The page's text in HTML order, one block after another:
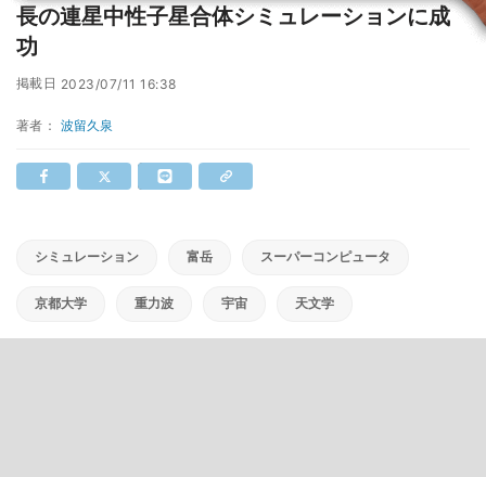
長の連星中性子星合体シミュレーションに成
功
掲載日 2023/07/11 16:38
著者： 波留久泉
シミュレーション 富岳 スーパーコンピュータ
京都大学 重力波 宇宙 天文学